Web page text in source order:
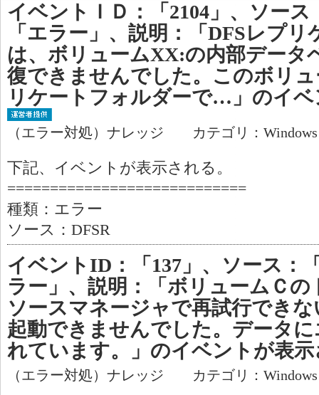
イベントＩＤ：「2104」、ソース
「エラー」、説明：「DFSレプ
は、ボリュームXX:の内部データ
復できませんでした。このボリ
リケートフォルダーで…」のイ
（エラー対処）ナレッジ カテゴリ：
下記、イベントが表示される。
============================
種類：エラー
ソース：DFSR
イベントID：「137」、ソース：
ラー」、説明：「ボリュームＣ
ソースマネージャで再試行でき
起動できませんでした。データ
れています。」のイベントが表
（エラー対処）ナレッジ カテゴリ：